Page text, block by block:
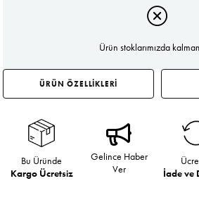
Ürün stoklarımızda
ÜRÜN ÖZELLİKLERİ
Bu Üründe
Kargo Ücretsiz
Gelince Haber
Ver
İade ve